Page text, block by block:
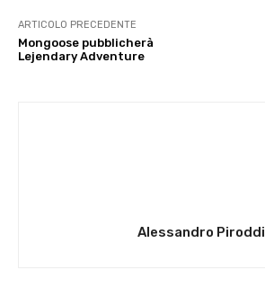
ARTICOLO PRECEDENTE
Mongoose pubblicherà
Lejendary Adventure
Alessandro Piroddi